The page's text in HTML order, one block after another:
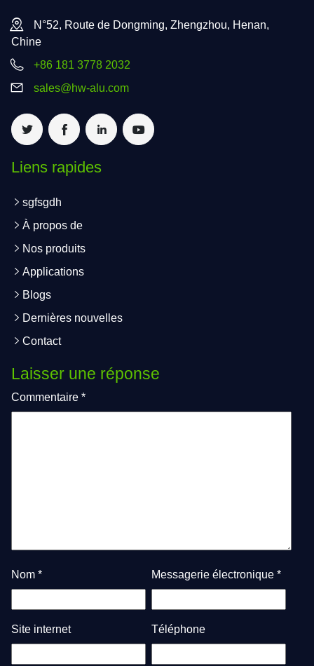
N°52, Route de Dongming, Zhengzhou, Henan,
Chine
+86 181 3778 2032
sales@hw-alu.com
Liens rapides
sgfsgdh
À propos de
Nos produits
Applications
Blogs
Dernières nouvelles
Contact
Laisser une réponse
Commentaire *
Nom * Messagerie électronique *
Site internet Téléphone